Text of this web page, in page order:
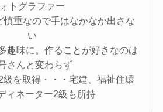
ォトグラファー
慎重なので手はなかなか出さな
い
趣味に。作ることが好きなのは
さんと変わらず
を取得・・・宅建、福祉住環
ィネーター2級も所持